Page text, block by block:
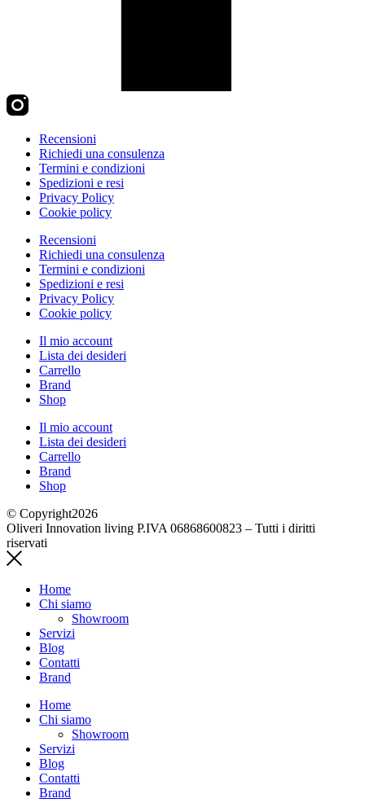
Recensioni
Richiedi una consulenza
Termini e condizioni
Spedizioni e resi
Privacy Policy
Cookie policy
Recensioni
Richiedi una consulenza
Termini e condizioni
Spedizioni e resi
Privacy Policy
Cookie policy
Il mio account
Lista dei desideri
Carrello
Brand
Shop
Il mio account
Lista dei desideri
Carrello
Brand
Shop
© Copyright2026
Oliveri Innovation living P.IVA 06868600823 – Tutti i diritti
riservati
Home
Chi siamo
Showroom
Servizi
Blog
Contatti
Brand
Home
Chi siamo
Showroom
Servizi
Blog
Contatti
Brand